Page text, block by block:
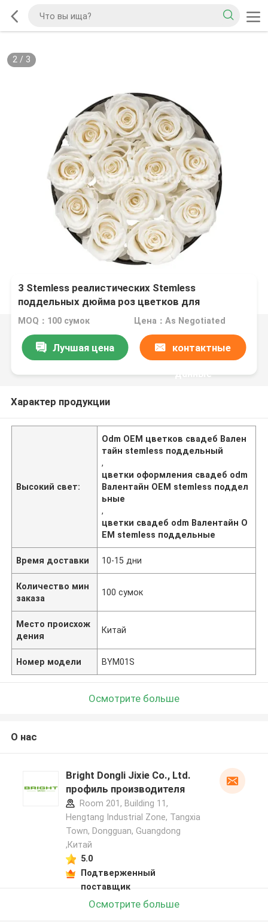
2/ 3
3 Stemless реалистических Stemless
поддельных дюйма роз цветков для
оформления свадеб Валентайн
MOQ：100 сумок Цена：As Negotiated
Лучшая цена контактные
данные
Характер продукции
Высокий свет:
Odm OEM цветков свадеб Вален
тайн stemless поддельный
,
цветки оформления свадеб odm
Валентайн OEM stemless поддел
ьные
,
цветки свадеб odm Валентайн O
EM stemless поддельные
Время доставки 10-15 дни
Количество мин
заказа
100 сумок
Место происхож
дения
Китай
Номер модели BYM01S
Осмотрите больше
О нас
Bright Dongli Jixie Co., Ltd.
профиль производителя
Room 201, Building 11,
Hengtang Industrial Zone, Tangxia
Town, Dongguan, Guangdong
,Китай
5.0
Подтверженный
поставщик
Осмотрите больше